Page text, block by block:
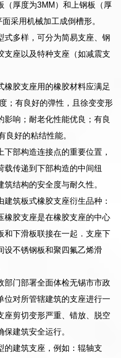
（厚度为3MM）和上钢板（厚
采用机械加工成倒槽形。
式多样，可分为简易支座、钢
支座以及特种支座（如减震支
橡胶支座用的橡胶材料应满足
；有良好的弹性，且徐变变形
影响；耐老化性能优良；有良
良好的粘结性能。
部构造连接点的重要位置，
载传递到下部构造的中间纽
结构的安全度与耐久性。
建筑板式橡胶支座衍生品种：
橡胶支座是在橡胶支座的中心
和下滑板联接在一起．支座下
设不锈钢板和聚四氟乙烯滑
部门部署全面体检无锡市市政
位对所管辖建筑的支座进行一
座剪切变形严重、错放、脱空
建筑安全运行。
的建筑支座，例如：辊轴支